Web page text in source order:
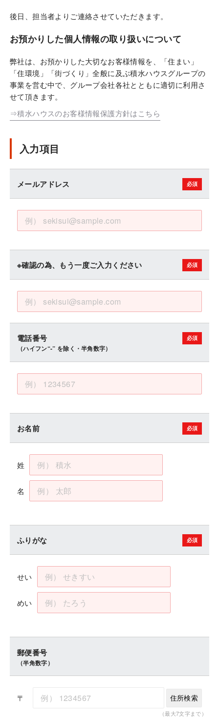
後日、担当者よりご連絡させていただきます。
お預かりした個人情報の取り扱いについて
弊社は、お預かりした大切なお客様情報を、「住まい」
「住環境」「街づくり」全般に及ぶ積水ハウスグループの
事業を営む中で、グループ会社各社とともに適切に利用さ
せて頂きます。
⇒積水ハウスのお客様情報保護方針はこちら
入力項目
メールアドレス
※確認の為、もう一度ご入力ください
電話番号
（ハイフン“-” を除く・半角数字）
お名前
姓
名
ふりがな
せい
めい
郵便番号
（半角数字）
〒
（最大7文字まで）
住所検索